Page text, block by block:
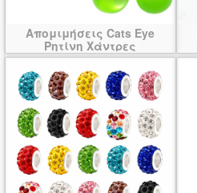
Απομιμήσεις Cats Eye
Ρητίνη Χάντρες